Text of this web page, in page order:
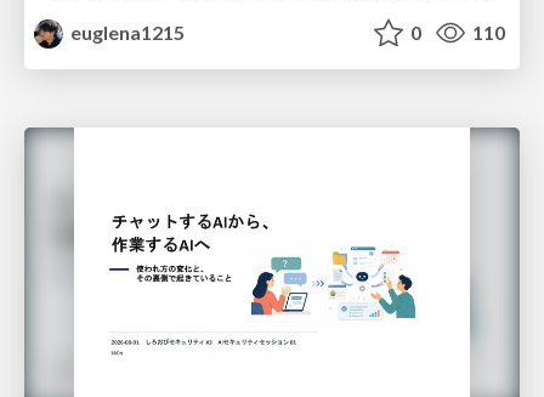
euglena1215
0 110